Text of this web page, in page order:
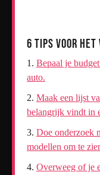
6 Tips voor het
Bepaal je
auto.
Maak een lijst
belangrijk vindt in
Doe onderzoek
modellen om te
Overweeg of je